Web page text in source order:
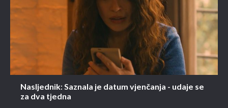
Nasljednik: Saznala je datum vjenčanja - udaje se
za dva tjedna